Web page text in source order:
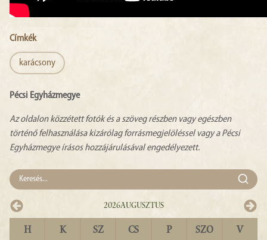
Címkék
karácsony
Pécsi Egyházmegye
Az oldalon közzétett fotók és a szöveg részben vagy egészben
történő felhasználása kizárólag forrásmegjelöléssel vagy a Pécsi
Egyházmegye írásos hozzájárulásával engedélyezett.
2026Augusztus
H K SZ CS P SZO V